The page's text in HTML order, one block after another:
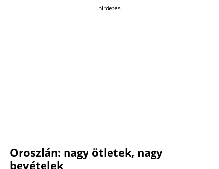
hirdetés
Oroszlán: nagy ötletek, nagy
bevételek